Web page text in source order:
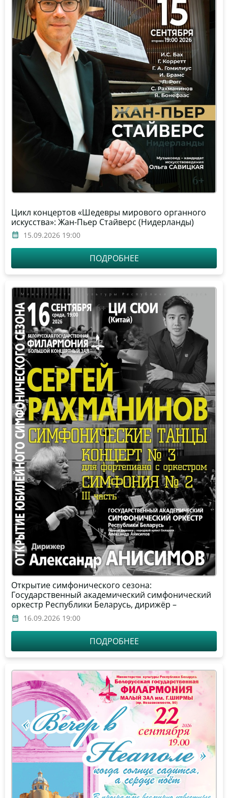
Цикл концертов «Шедевры мирового органного
искусства»: Жан-Пьер Стайверс (Нидерланды)
15.09.2026 19:00
ПОДРОБНЕЕ
Открытие симфонического сезона:
Государственный академический симфонический
оркестр Республики Беларусь, дирижёр –
Александр Анисимов, солист – Ци
Сюи (фортепиано, Китай)
16.09.2026 19:00
ПОДРОБНЕЕ